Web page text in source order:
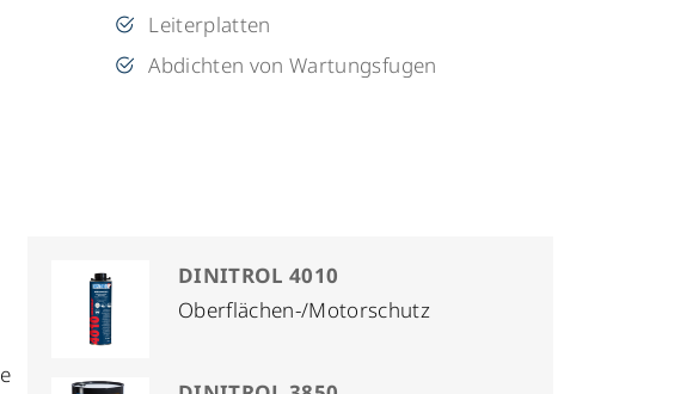
Leiterplatten
Abdichten von Wartungsfugen
DINITROL 4010
Oberflächen-/Motorschutz